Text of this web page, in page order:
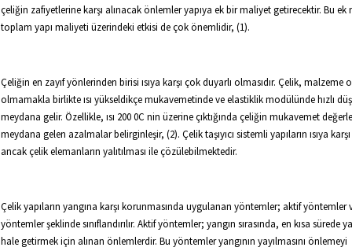
çeliğin zafiyetlerine karşı alınacak önlemler yapıya ek bir maliyet getirecektir. Bu ek
toplam yapı maliyeti üzerindeki etkisi de çok önemlidir, (1).
Çeliğin en zayıf yönlerinden birisi ısıya karşı çok duyarlı olmasıdır. Çelik, malzeme
olmamakla birlikte ısı yükseldikçe mukavemetinde ve elastiklik modülünde hızlı
meydana gelir. Özellikle, ısı 200 0C nin üzerine çıktığında çeliğin mukavemet
meydana gelen azalmalar belirginleşir, (2). Çelik taşıyıcı sistemli yapıların ısıya karşı
ancak çelik elemanların yalıtılması ile çözülebilmektedir.
Çelik yapıların yangına karşı korunmasında uygulanan yöntemler; aktif yöntemler
yöntemler şeklinde sınıflandırılır. Aktif yöntemler; yangın sırasında, en kısa sürede
hale getirmek için alınan önlemlerdir. Bu yöntemler yangının yayılmasını önlemeyi